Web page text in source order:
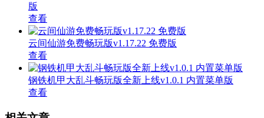
版
查看
云间仙游免费畅玩版v1.17.22 免费版
查看
钢铁机甲大乱斗畅玩版全新上线v1.0.1 内置菜单版
查看